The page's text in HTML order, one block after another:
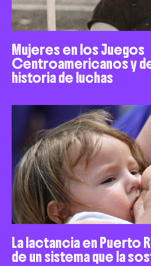
Mujeres en los Juegos
Centroamericanos y
historia de luchas
La lactancia en Puerto
de un sistema que la